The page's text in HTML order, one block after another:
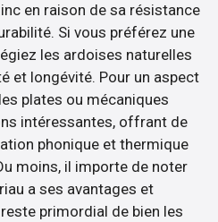
en raison de sa résistance
Si vous préférez une
les ardoises naturelles
et longévité. Pour un aspect
plates ou mécaniques
intéressantes, offrant de
phonique et thermique
moins, il importe de noter
a ses avantages et
primordial de bien les